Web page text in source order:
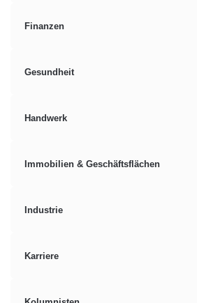
Finanzen
Gesundheit
Handwerk
Immobilien & Geschäftsflächen
Industrie
Karriere